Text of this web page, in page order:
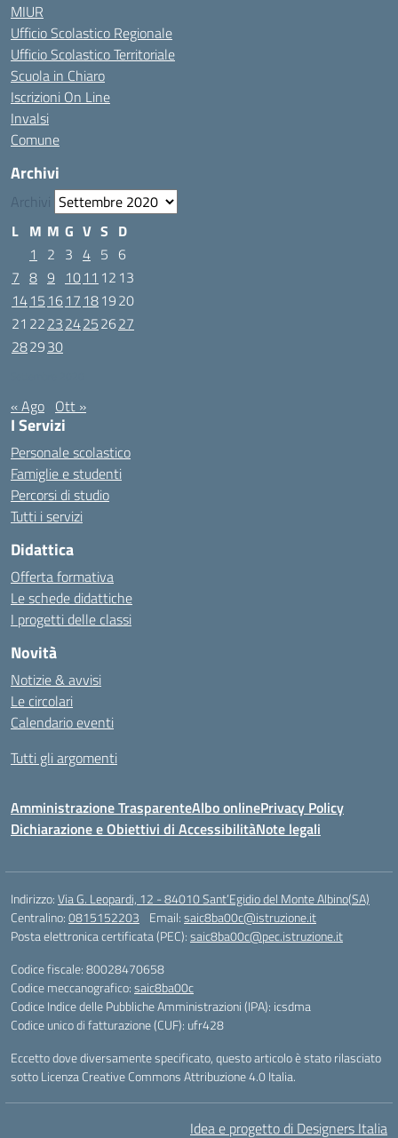
MIUR
Ufficio Scolastico Regionale
Ufficio Scolastico Territoriale
Scuola in Chiaro
Iscrizioni On Line
Invalsi
Comune
Archivi
Archivi
L M M G V S D
1
2 3 4 5 6
7 8 9 1011 12 13
1415 1617 181920
21 222324252627
282930
« Ago Ott »
I Servizi
Personale scolastico
Famiglie e studenti
Percorsi di studio
Tutti i servizi
Didattica
Offerta formativa
Le schede didattiche
I progetti delle classi
Novità
Notizie & avvisi
Le circolari
Calendario eventi
Tutti gli argomenti
Amministrazione TrasparenteAlbo onlinePrivacy Policy
Dichiarazione e Obiettivi di AccessibilitàNote legali
Indirizzo:Via G. Leopardi, 12 - 84010 Sant’Egidio del Monte Albino(SA)
Centralino:0815152203 Email:saic8ba00c@istruzione.it
Posta elettronica certificata (PEC):saic8ba00c@pec.istruzione.it
Codice fiscale: 80028470658
Codice meccanografico:saic8ba00c
Codice Indice delle Pubbliche Amministrazioni (IPA): icsdma
Codice unico di fatturazione (CUF): ufr428
Eccetto dove diversamente specificato, questo articolo è stato rilasciato
sotto Licenza Creative Commons Attribuzione 4.0 Italia.
Idea e progetto di Designers Italia